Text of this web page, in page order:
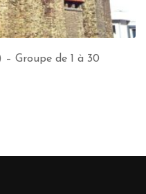
Groupe de 1 à 30